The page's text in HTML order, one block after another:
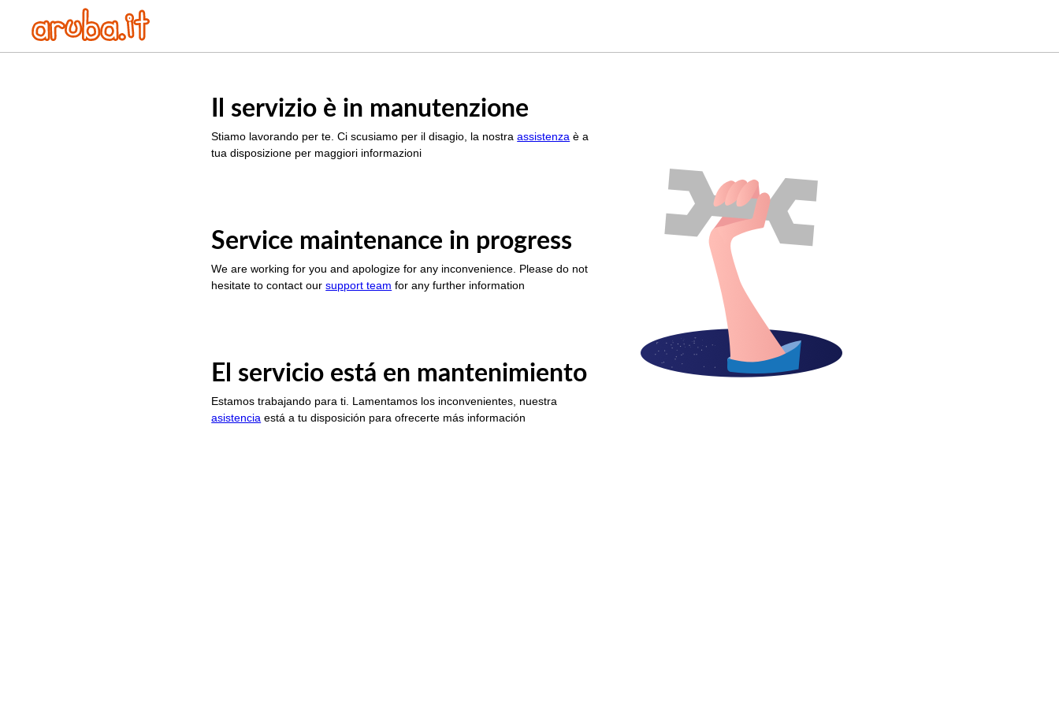
Il servizio è in manutenzione
Stiamo lavorando per te. Ci scusiamo per il disagio, la nostraassistenza è a
tua disposizione per maggiori informazioni
Service maintenance in progress
We are working for you and apologize for any inconvenience. Please do not
hesitate to contact oursupport team for any further information
El servicio está en mantenimiento
Estamos trabajando para ti. Lamentamos los inconvenientes, nuestra
asistencia está a tu disposición para ofrecerte más información